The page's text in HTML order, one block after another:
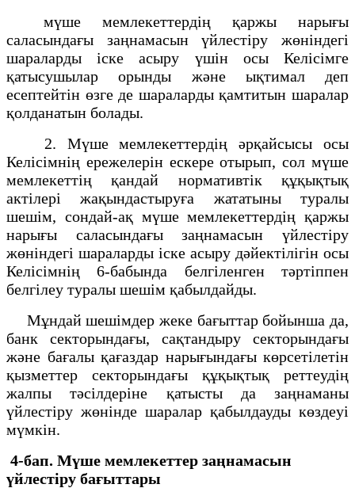
мүше мемлекеттердің қаржы нарығы
саласындағы заңнамасын үйлестіру жөніндегі
шараларды іске асыру үшін осы Келісімге
қатысушылар орынды және ықтимал деп
есептейтін өзге де шараларды қамтитын шаралар
қолданатын болады.
2. Мүше мемлекеттердің әрқайсысы осы
Келісімнің ережелерін ескере отырып, сол мүше
мемлекеттің қандай нормативтік құқықтық
актілері жақындастыруға жататыны туралы
шешім, сондай-ақ мүше мемлекеттердің қаржы
нарығы саласындағы заңнамасын үйлестіру
жөніндегі шараларды іске асыру дәйектілігін осы
Келісімнің 6-бабында белгіленген тәртіппен
белгілеу туралы шешім қабылдайды.
Мұндай шешімдер жеке бағыттар бойынша да,
банк секторындағы, сақтандыру секторындағы
және бағалы қағаздар нарығындағы көрсетілетін
қызметтер секторындағы құқықтық реттеудің
жалпы тәсілдеріне қатысты да заңнаманы
үйлестіру жөнінде шаралар қабылдауды көздеуі
мүмкін.
4-бап. Мүше мемлекеттер заңнамасын
үйлестіру бағыттары